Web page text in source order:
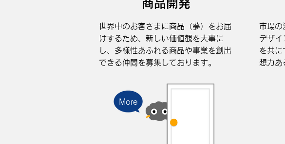
商品開発
世界中のお客さまに商品（夢）をお届
けするため、新しい価値観を大事に
し、多様性あふれる商品や事業を創出
できる仲間を募集しております。
More
市場の
デザイ
を共に
想力あ